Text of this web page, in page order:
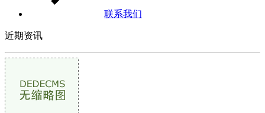
联系我们
近期资讯